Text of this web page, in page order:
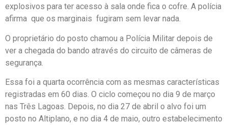
explosivos para ter acesso à sala onde fica o cofre. A polícia
afirma que os marginais fugiram sem levar nada.
O proprietário do posto chamou a Polícia Militar depois de
ver a chegada do bando através do circuito de câmeras de
segurança.
Essa foi a quarta ocorrência com as mesmas características
registradas em 60 dias. O ciclo começou no dia 9 de março
nas Três Lagoas. Depois, no dia 27 de abril o alvo foi um
posto no Altiplano, e no dia 4 de maio, outro estabelecimento